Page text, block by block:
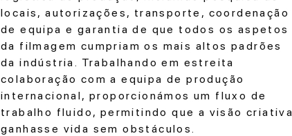
locais, autorizações, transporte, coordenação
de equipa e garantia de que todos os aspetos
da filmagem cumpriam os mais altos padrões
da indústria. Trabalhando em estreita
colaboração com a equipa de produção
internacional, proporcionámos um fluxo de
trabalho fluido, permitindo que a visão criativa
ganhasse vida sem obstáculos.